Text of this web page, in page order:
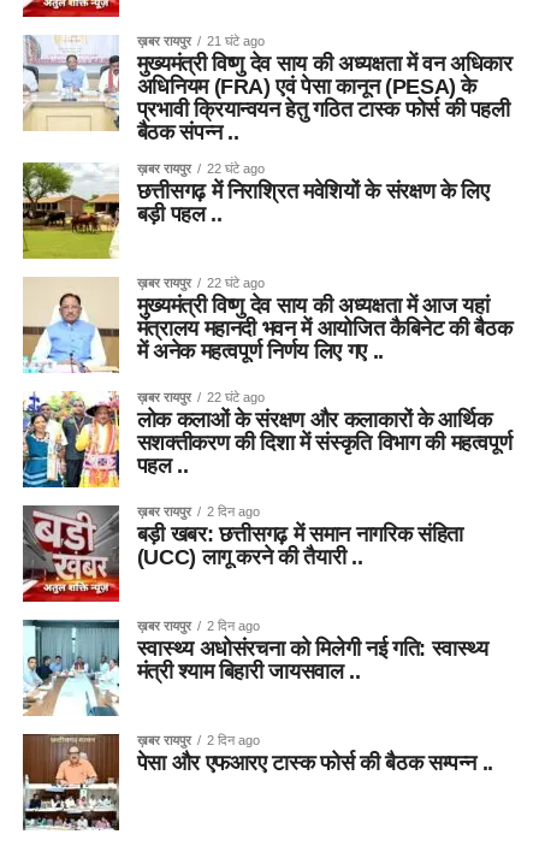
ख़बर रायपुर 21 घंटे ago
मुख्यमंत्री विष्णु देव साय की अध्यक्षता में वन अधिकार
अधिनियम (FRA) एवं पेसा कानून (PESA) के
प्रभावी क्रियान्वयन हेतु गठित टास्क फोर्स की पहली
बैठक संपन्न ..
ख़बर रायपुर 22 घंटे ago
छत्तीसगढ़ में निराश्रित मवेशियों के संरक्षण के लिए
बड़ी पहल ..
ख़बर रायपुर 22 घंटे ago
मुख्यमंत्री विष्णु देव साय की अध्यक्षता में आज यहां
मंत्रालय महानदी भवन में आयोजित कैबिनेट की बैठक
में अनेक महत्वपूर्ण निर्णय लिए गए ..
ख़बर रायपुर 22 घंटे ago
लोक कलाओं के संरक्षण और कलाकारों के आर्थिक
सशक्तीकरण की दिशा में संस्कृति विभाग की महत्वपूर्ण
पहल ..
ख़बर रायपुर 2 दिन ago
बड़ी खबर: छत्तीसगढ़ में समान नागरिक संहिता
(UCC) लागू करने की तैयारी ..
ख़बर रायपुर 2 दिन ago
स्वास्थ्य अधोसंरचना को मिलेगी नई गति: स्वास्थ्य
मंत्री श्याम बिहारी जायसवाल ..
ख़बर रायपुर 2 दिन ago
पेसा और एफआरए टास्क फोर्स की बैठक सम्पन्न ..